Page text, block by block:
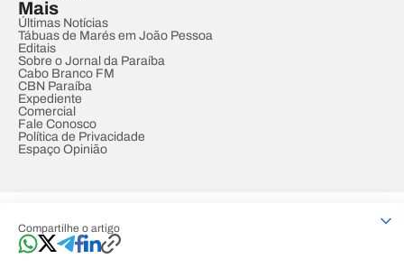
Compartilhe o artigo
Mais
Últimas Notícias
Tábuas de Marés em João Pessoa
Editais
Sobre o Jornal da Paraíba
Cabo Branco FM
CBN Paraíba
Expediente
Comercial
Fale Conosco
Política de Privacidade
Espaço Opinião
Developed by Designed by